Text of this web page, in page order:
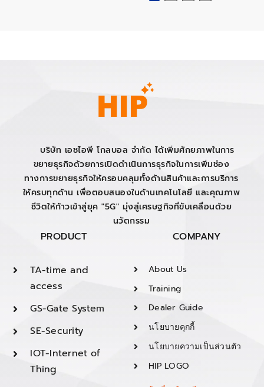
บริษัท เอชไอพี โกลบอล จำกัด ได้เพิ่มศักยภาพในการ
ขยายธุรกิจด้วยการเปิดดำเนินการธุรกิจในการเพิ่มช่อง
ทางการขยายธุรกิจให้ครอบคลุมทั้งด้านสินค้าและการบริการ
ให้ครบทุกด้าน เพื่อตอบสนองในด้านเทคโนโลยี และคุณภาพ
ชีวิตให้ก้าวเข้าสู่ยุค "5G" มุ่งสู่เศรษฐกิจที่ขับเคลื่อนด้วย
นวัตกรรม
PRODUCT
TA-time and
access
GS-Gate System
SE-Security
IOT-Internet of
Thing
COMPANY
About Us
Training
Dealer Guide
นโยบายคุกกี้
นโยบายความเป็นส่วนตัว
HIP LOGO